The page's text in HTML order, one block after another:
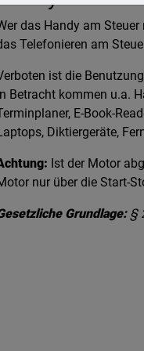
das Handy am
Telefonieren am
ist die
Betracht kommen u.a.
E-Book-
Diktiergeräte,
Ist der Motor
nur über die Start-
Grundlage: §